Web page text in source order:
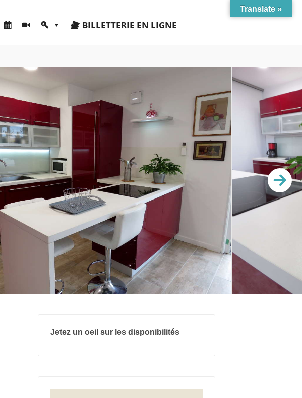
BILLETTERIE EN LIGNE
Jetez un oeil sur les disponibilités
Translate »